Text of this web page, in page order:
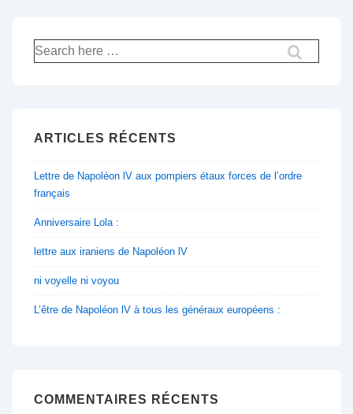
Recherche
pour:
ARTICLES RÉCENTS
Lettre de Napoléon lV aux pompiers étaux forces de l’ordre
français
Anniversaire Lola :
lettre aux iraniens de Napoléon lV
ni voyelle ni voyou
L’être de Napoléon lV à tous les généraux européens :
COMMENTAIRES RÉCENTS